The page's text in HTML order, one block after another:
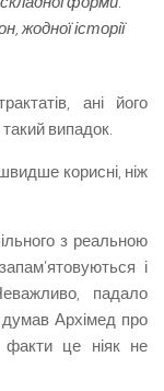
жодної історії
ані його
випадок.
швидше корисні, ніж
з реальною
і
падало
Архімед про
факти це ніяк не